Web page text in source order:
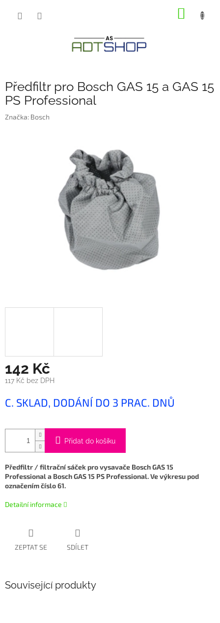
Předfiltr pro Bosch GAS 15 a GAS 15
PS Professional
Značka: Bosch
142 Kč
117 Kč bez DPH
cena:
C. SKLAD, DODÁNÍ DO 3 PRAC. DNŮ
Přidat do košíku
Předfiltr / filtrační sáček pro vysavače Bosch GAS 15
Professional a Bosch GAS 15 PS Professional. Ve výkresu pod
označením číslo 61.
Detailní informace
ZEPTAT SE SDÍLET
Související produkty